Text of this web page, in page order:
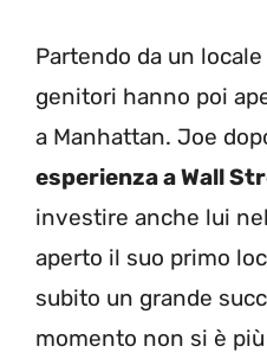
Partendo da un
genitori hanno poi
a Manhattan. Joe
esperienza a Wall
investire anche lui
aperto il suo primo
subito un grande
momento non si è